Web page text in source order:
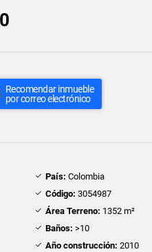
Recomendar inmueble
por correo electrónico
País: Colombia
Código: 3054987
Área Terreno: 1352 m²
Baños: >10
Año construcción: 2010